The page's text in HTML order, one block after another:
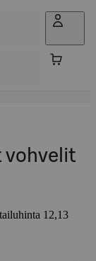
vohvelit
12,13